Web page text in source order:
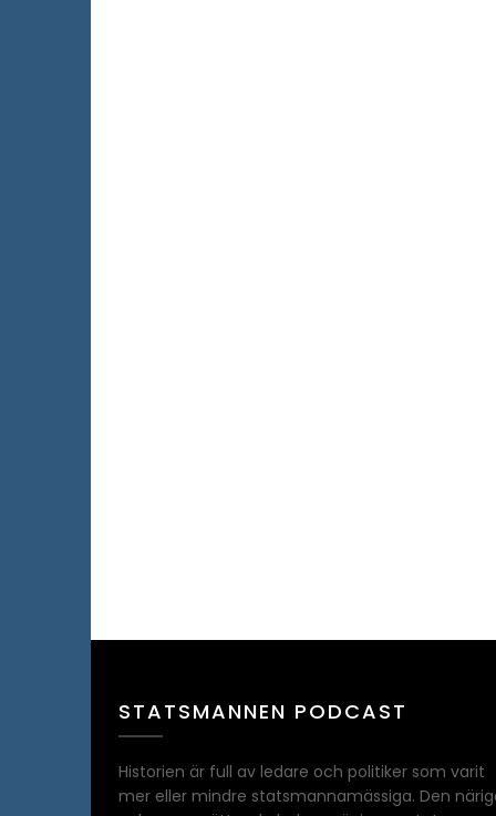
STATSMANNEN PODCAST
Historien är full av ledare och politiker som varit
mer eller mindre statsmannamässiga. Den